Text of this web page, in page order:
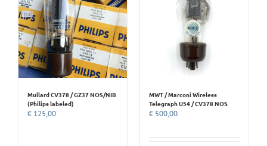
Mullard CV378 / GZ37 NOS/NIB
(Philips labeled)
€ 125,00
MWT / Marconi Wireless
Telegraph U54 / CV378 NOS
€ 500,00